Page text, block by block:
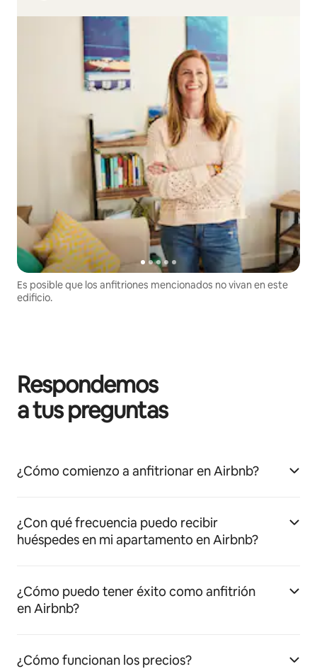
Es posible que los anfitriones mencionados no vivan en este
edificio.
Respondemos
a tus preguntas
¿Cómo comienzo a anfitrionar en Airbnb?
¿Con qué frecuencia puedo recibir
huéspedes en mi apartamento en Airbnb?
¿Cómo puedo tener éxito como anfitrión
en Airbnb?
¿Cómo funcionan los precios?